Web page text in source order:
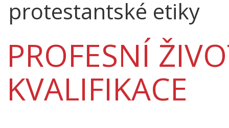
protestantské etiky
PROFESNÍ
KVALIFIKACE